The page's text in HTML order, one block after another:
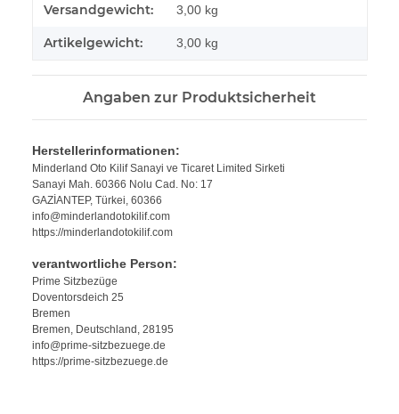
Versandgewicht: 3,00 kg
Artikelgewicht: 3,00 kg
Angaben zur Produktsicherheit
Herstellerinformationen:
Minderland Oto Kilif Sanayi ve Ticaret Limited Sirketi
Sanayi Mah. 60366 Nolu Cad. No: 17
GAZİANTEP, Türkei, 60366
info@minderlandotokilif.com
https://minderlandotokilif.com
verantwortliche Person:
Prime Sitzbezüge
Doventorsdeich 25
Bremen
Bremen, Deutschland, 28195
info@prime-sitzbezuege.de
https://prime-sitzbezuege.de